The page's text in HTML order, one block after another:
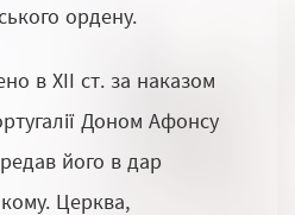
ордену.
в XII ст. за наказом
Доном Афонсу
його в дар
Церква,